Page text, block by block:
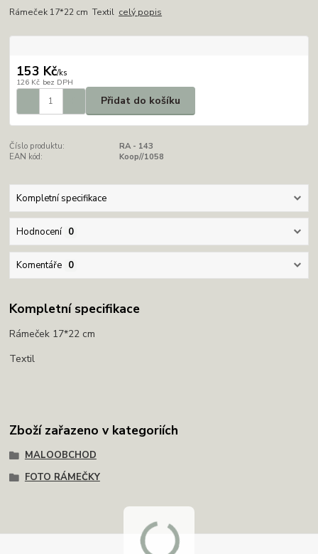
Rámeček 17*22 cm Textil celý popis
153 Kč/ks
126 Kč bez DPH
Přidat do košíku
Číslo produktu:
RA - 143
EAN kód:
Koop//1058
Kompletní specifikace
Hodnocení 0
Komentáře 0
Kompletní specifikace
Rámeček 17*22 cm
Textil
Zboží zařazeno v kategoriích
MALOOBCHOD
FOTO RÁMEČKY